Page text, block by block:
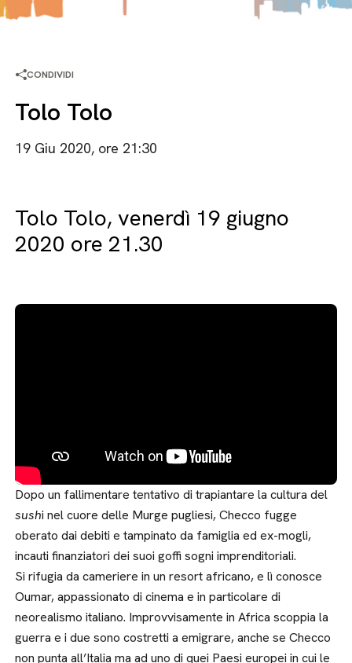
CONDIVIDI
Tolo Tolo
19 Giu 2020, ore 21:30
Tolo Tolo, venerdì 19 giugno
2020 ore 21.30
Dopo un fallimentare tentativo di trapiantare la cultura del
sushi nel cuore delle Murge pugliesi, Checco fugge
oberato dai debiti e tampinato da famiglia ed ex-mogli,
incauti finanziatori dei suoi goffi sogni imprenditoriali.
Si rifugia da cameriere in un resort africano, e lì conosce
Oumar, appassionato di cinema e in particolare di
neorealismo italiano. Improvvisamente in Africa scoppia la
guerra e i due sono costretti a emigrare, anche se Checco
non punta all’Italia ma ad uno di quei Paesi europei in cui le